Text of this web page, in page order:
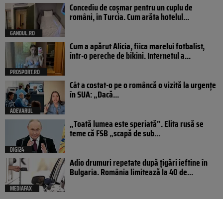
GANDUL.RO
Concediu de coșmar pentru un cuplu de
români, în Turcia. Cum arăta hotelul...
PROSPORT.RO
Cum a apărut Alicia, fiica marelui fotbalist,
într-o pereche de bikini. Internetul a...
ADEVARUL
Cât a costat-o pe o româncă o vizită la urgențe
în SUA: „Dacă...
DIGI24
„Toată lumea este speriată”. Elita rusă se
teme că FSB „scapă de sub...
MEDIAFAX
Adio drumuri repetate după țigări ieftine în
Bulgaria. România limitează la 40 de...